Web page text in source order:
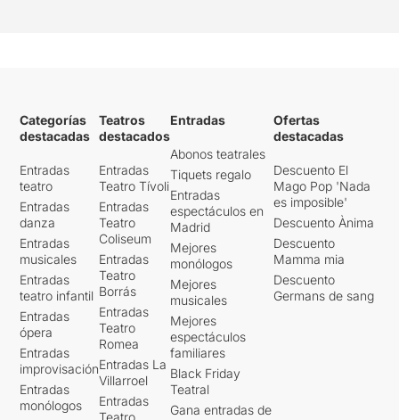
Categorías
destacadas
Entradas
teatro
Entradas
danza
Entradas
musicales
Entradas
teatro infantil
Entradas
ópera
Entradas
improvisación
Entradas
monólogos
Teatros
destacados
Entradas
Teatro Tívoli
Entradas
Teatro
Coliseum
Entradas
Teatro
Borrás
Entradas
Teatro
Romea
Entradas La
Villarroel
Entradas
Teatro
Entradas
Abonos teatrales
Tiquets regalo
Entradas
espectáculos en
Madrid
Mejores
monólogos
Mejores
musicales
Mejores
espectáculos
familiares
Black Friday
Teatral
Gana entradas de
Ofertas
destacadas
Descuento El
Mago Pop 'Nada
es imposible'
Descuento Ànima
Descuento
Mamma mia
Descuento
Germans de sang